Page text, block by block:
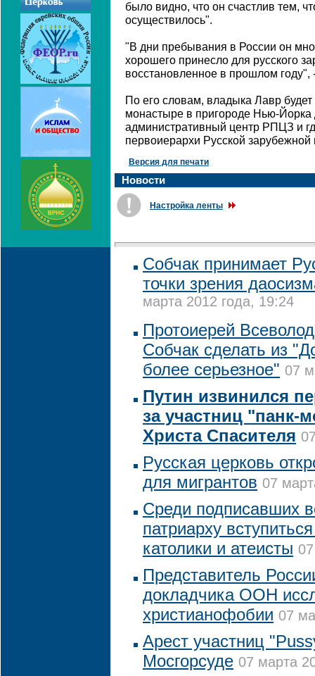
было видно, что он счастлив тем,
осуществилось".
"В дни пребывания в России он
хорошего принесло для русского
восстановленное в прошлом году",
По его словам, владыка Лавр
монастыре в пригороде Нью-Йорка
административный центр РПЦЗ и
первоиерархи Русской зарубежной
Версия для печати
Новости
Настройка ленты
Собчак принимает
точки зрения
марта 2012 года, 19:24
Протоиерей
Собчак сделать из
более серьезное" 07
Путин извинился
за участниц "панк-
Христа Спасителя
Русская церковь
для мигрантов 07
Среди подписавших
патриарху
католики и атеисты
Представитель
докладчика ООН
христианофобии 07
Арест участниц
Мосгорсуде 07 марта